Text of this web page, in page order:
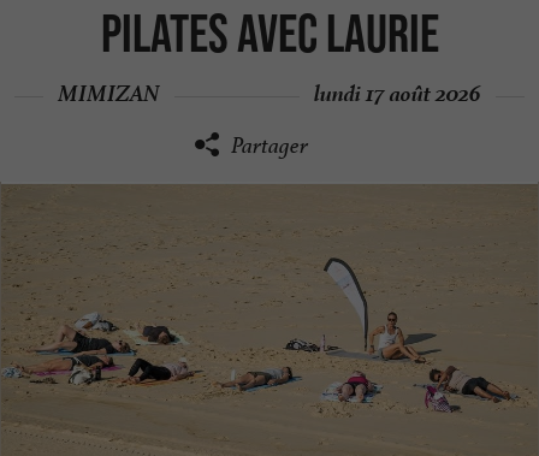
Pilates avec Laurie
MIMIZAN lundi 17 août 2026
Partager